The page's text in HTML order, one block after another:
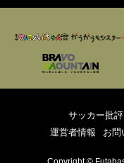
サッカー批
運営者情報
お問